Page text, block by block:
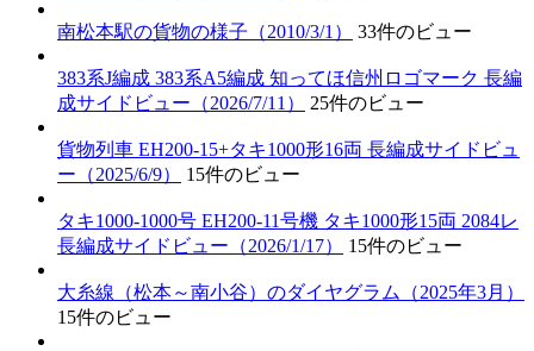
南松本駅の貨物の様子（2010/3/1） 33件のビュー
383系J編成 383系A5編成 知ってほ信州ロゴマーク 長編
成サイドビュー（2026/7/11）
25件のビュー
貨物列車 EH200-15+タキ1000形16両 長編成サイドビュ
ー（2025/6/9）
15件のビュー
タキ1000-1000号 EH200-11号機 タキ1000形15両 2084レ
長編成サイドビュー（2026/1/17）
15件のビュー
大糸線（松本～南小谷）のダイヤグラム（2025年3月）
15件のビュー